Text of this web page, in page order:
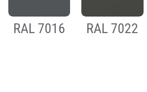
RAL 7016 RAL 7022